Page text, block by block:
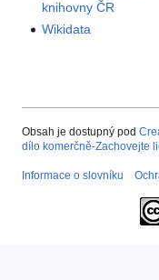
knihovny ČR
Wikidata
Obsah je dostupný pod
dílo komerčně-Zachovejte
Informace o slovníku